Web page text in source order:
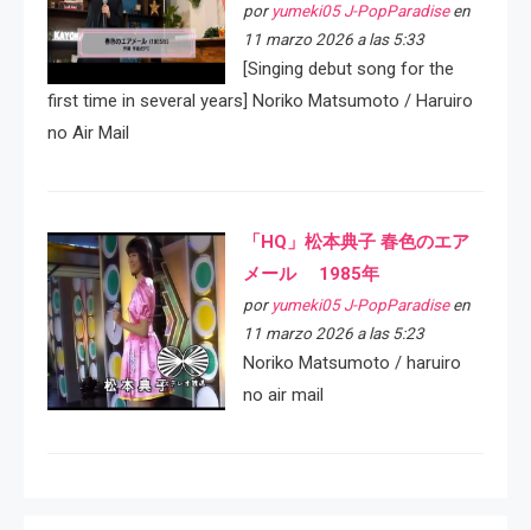
por yumeki05 J-PopParadiseen
11 marzo 2026 a las 5:33
[Singing debut song for the
first time in several years] Noriko Matsumoto / Haruiro
no Air Mail
「HQ」松本典子 春色のエア
メール 1985年
por yumeki05 J-PopParadiseen
11 marzo 2026 a las 5:23
Noriko Matsumoto / haruiro
no air mail